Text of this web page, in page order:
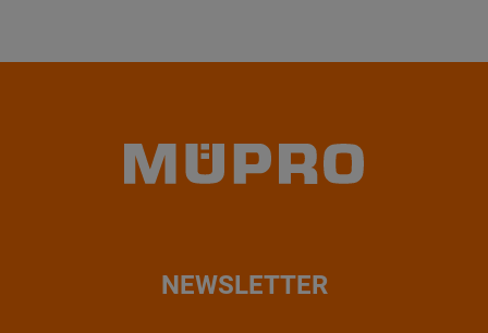
NEWSLETTER